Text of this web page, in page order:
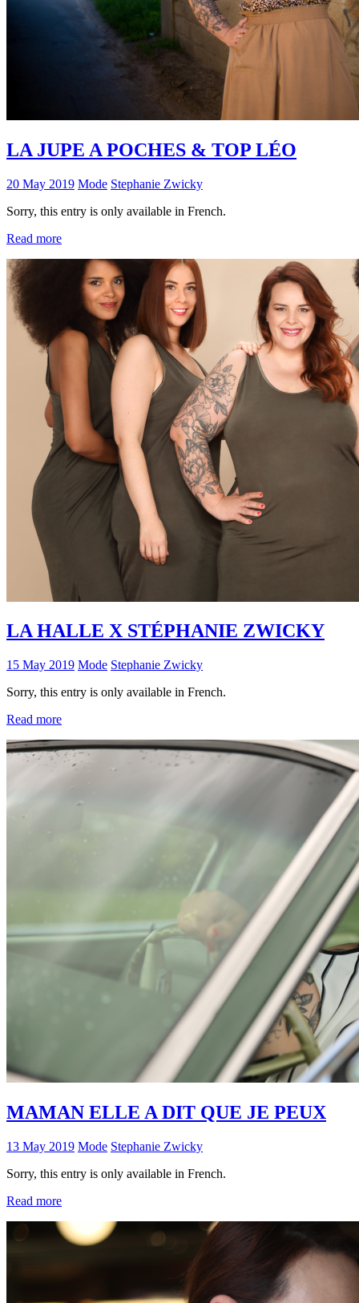
LA JUPE A POCHES & TOP LÉO
20 May 2019 Mode Stephanie Zwicky
Sorry, this entry is only available in French.
Read more
LA HALLE X STÉPHANIE ZWICKY
15 May 2019 Mode Stephanie Zwicky
Sorry, this entry is only available in French.
Read more
MAMAN ELLE A DIT QUE JE PEUX
13 May 2019 Mode Stephanie Zwicky
Sorry, this entry is only available in French.
Read more